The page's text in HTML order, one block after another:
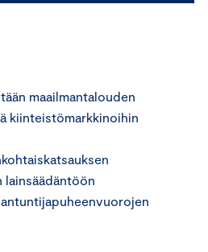
maailmantalouden
kiinteistömarkkinoihin
lainsäädäntöön